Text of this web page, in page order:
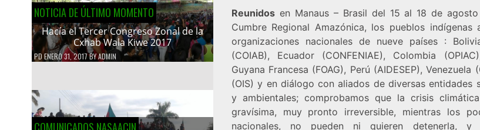
NOTICIA DE ÚLTIMO MOMENTO
Hacía el Tercer Congreso Zonal de la
Cxhab Wala Kiwe 2017
PDENERO 31, 2017BYADMIN
Reunidosen Manaus – Brasil del 15 al 18 de agosto
Cumbre Regional Amazónica, los pueblos indígenas
organizaciones nacionales de nueve países :
(COIAB), Ecuador (CONFENIAE), Colombia
Guyana Francesa (FOAG), Perú (AIDESEP), Venezuela
(OIS) y en diálogo con aliados de diversas entidades
y ambientales; comprobamos que la crisis
gravísima, muy pronto irreversible, mientras los
nacionales, no pueden ni quieren detenerla, y